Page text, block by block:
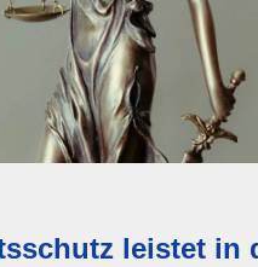
leistet in